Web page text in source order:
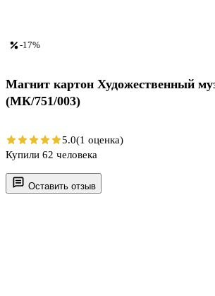
Оставить отзыв
-17%
Магнит картон Художественный
(МК/751/003)
5.0(1 оценка)
Купили 62 человека